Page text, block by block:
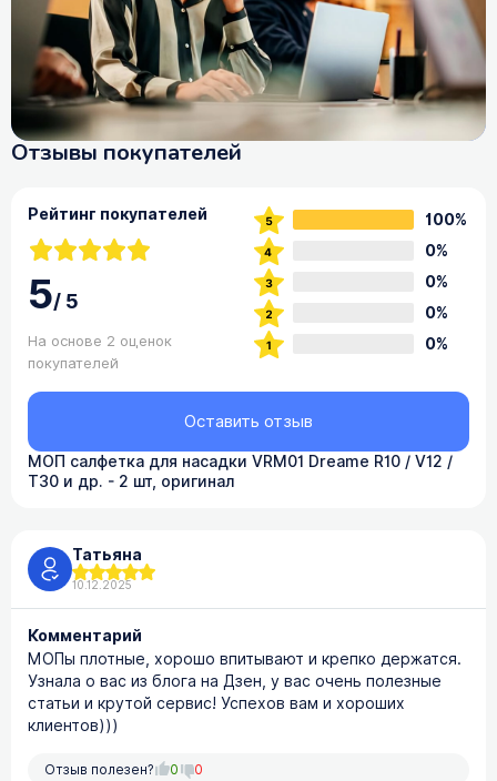
Отзывы покупателей
Рейтинг покупателей
5/5
На основе 2 оценок
покупателей
100%
0%
0%
0%
0%
МОП салфетка для насадки VRM01 Dreame R10 / V12 /
T30 и др. - 2 шт, оригинал
Оставить отзыв
Татьяна
10.12.2025
Комментарий
МОПы плотные, хорошо впитывают и крепко держатся.
Узнала о вас из блога на Дзен, у вас очень полезные
статьи и крутой сервис! Успехов вам и хороших
клиентов)))
Отзыв полезен? 0 0